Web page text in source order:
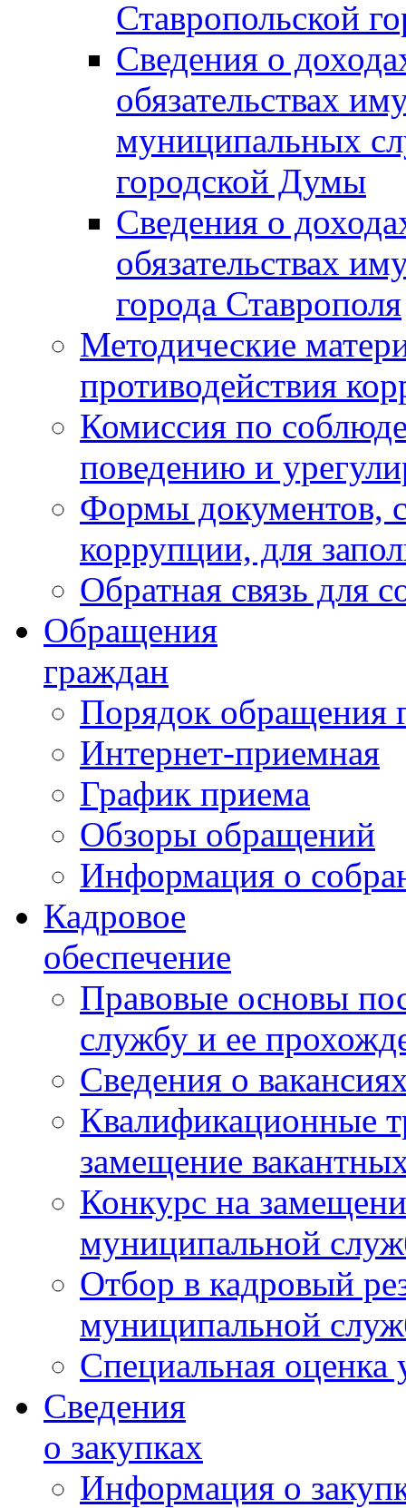
Ставропольской
Сведения о
обязательствах
муниципальных
городской Думы
Сведения о
обязательствах
города Ставрополя
Методические
противодействия
Комиссия по
поведению и
Формы документов,
коррупции, для
Обратная связь для
Обращения
граждан
Порядок обращения
Интернет-приемная
График приема
Обзоры обращений
Информация о
Кадровое
обеспечение
Правовые основы
службу и ее
Сведения о
Квалификационные
замещение
Конкурс на
муниципальной
Отбор в кадровый
муниципальной
Специальная оценка
Сведения
о закупках
Информация о